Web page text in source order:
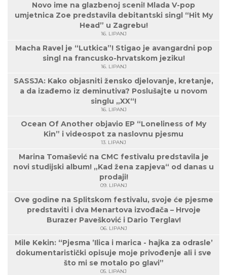
Novo ime na glazbenoj sceni! Mlada V-pop
umjetnica Zoe predstavila debitantski singl “Hit My
Head” u Zagrebu!
16. LIPANJ
Macha Ravel je “Lutkica”! Stigao je avangardni pop
singl na francusko-hrvatskom jeziku!
16. LIPANJ
SASSJA: Kako objasniti žensko djelovanje, kretanje,
a da izađemo iz deminutiva? Poslušajte u novom
singlu „XX“!
16. LIPANJ
Ocean Of Another objavio EP “Loneliness of My
Kin” i videospot za naslovnu pjesmu
13. LIPANJ
Marina Tomašević na CMC festivalu predstavila je
novi studijski album! „Kad žena zapjeva“ od danas u
prodaji!
09. LIPANJ
Ove godine na Splitskom festivalu, svoje će pjesme
predstaviti i dva Menartova izvođača – Hrvoje
Burazer Pavešković i Dario Terglav!
06. LIPANJ
Mile Kekin: “Pjesma ’Ilica i marica - hajka za odrasle’
dokumentaristički opisuje moje privođenje ali i sve
što mi se motalo po glavi”
05. LIPANJ